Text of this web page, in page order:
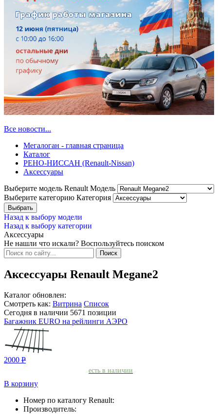
Все новости...
Мегалоган - главная страница
Каталог
РЕНО-НИССАН (Renault-Nissan)
Аксессуары
Выберите модель Renault Модель
Выберите категорию Категория
Назад к выбору модели
Назад к выбору категории
Аксессуары
Не нашли что искали? Воспользуйтесь поиском
Аксессуары Renault Megane2
Каталог обновлен:
Смотреть как: Витрина Список
Сегодня в наличии 5671 позиции
Багажник EURO на рейлинги АЭРО
2000 Р
есть в наличии
В корзину
Номер по каталогу Renault:
Производитель: